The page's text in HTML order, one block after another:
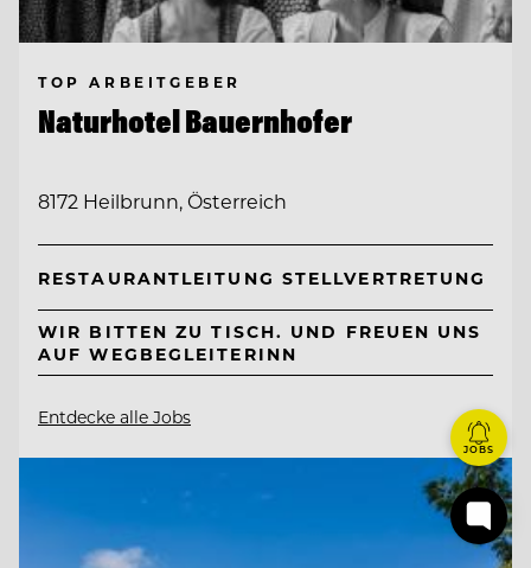
TOP ARBEITGEBER
Naturhotel Bauernhofer
8172 Heilbrunn, Österreich
RESTAURANTLEITUNG STELLVERTRETUNG
WIR BITTEN ZU TISCH. UND FREUEN UNS
AUF WEGBEGLEITERINN
Entdecke alle Jobs
JOBS